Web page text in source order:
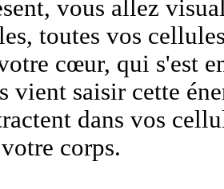
vous allez
toutes vos
cœur, qui s'est
vient saisir cette
dans vos
corps.